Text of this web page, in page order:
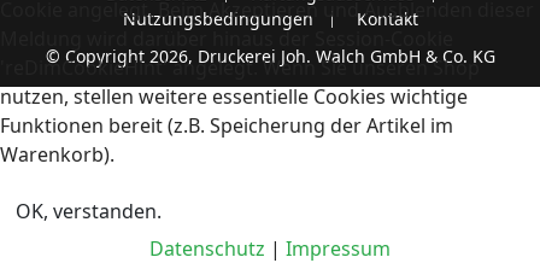
Nutzungsbedingungen
Kontakt
© Copyright 2026, Druckerei Joh. Walch GmbH & Co. KG
Cookie angelegt. Beim Akzeptieren und Ausblenden dieser
Meldung wird darüber hinaus der Session-Cookie
'reDimCookieHint' angelegt. Wenn Sie unseren Shop
nutzen, stellen weitere essentielle Cookies wichtige
Funktionen bereit (z.B. Speicherung der Artikel im
Warenkorb).
OK, verstanden.
Datenschutz | Impressum